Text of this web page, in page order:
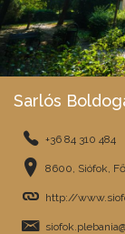
Sarlós
+36 84 310 484
8600, Siófok,
http://